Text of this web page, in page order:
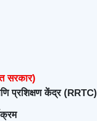
सरकार)
प्रशिक्षण केंद्र (RRTC)